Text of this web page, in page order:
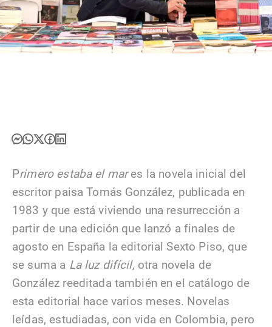
Primero estaba el mares la novela inicial del
escritor paisa Tomás González, publicada en
1983 y que está viviendo una resurrección a
partir de una edición que lanzó a finales de
agosto en España la editorial Sexto Piso, que
se suma a La luz difícil,otra novela de
González reeditada también en el catálogo de
esta editorial hace varios meses. Novelas
leídas, estudiadas, con vida en Colombia, pero